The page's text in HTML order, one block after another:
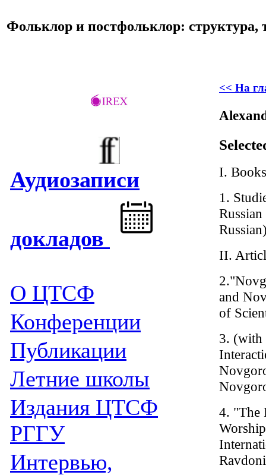
Фольклор и постфольклор: структура,
Аудиозаписи
докладов
О ЦТСФ
Конференции
Публикации
Летние школы
Издания ЦТСФ
РГГУ
Интервью,
<< На
I.
1.
II.
and
of
3. (with
4. "The